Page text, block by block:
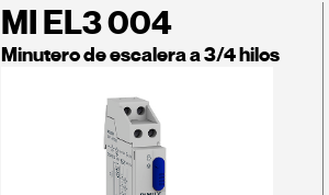
MI EL3 004
Minutero de escalera a 3/4 hilos